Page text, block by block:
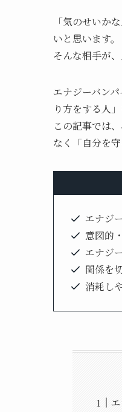
「気のせいか
いと思います。
そんな相手が
エナジーバン
り方をする人
この記事では
なく「自分を
エナジ
意図的
エナジ
関係を
消耗し